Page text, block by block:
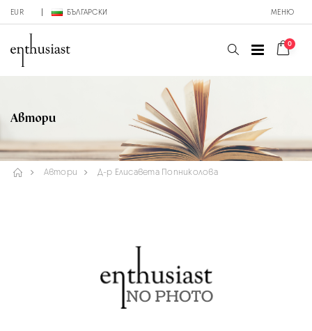
EUR БЪЛГАРСКИ МЕНЮ
0
Автори
Автори Д-р Елисавета Попниколова